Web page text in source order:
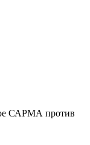
САРМА против